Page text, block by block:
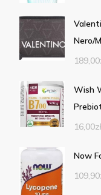
Nero/
189,00
Wish
16,00zł
Now
109,90